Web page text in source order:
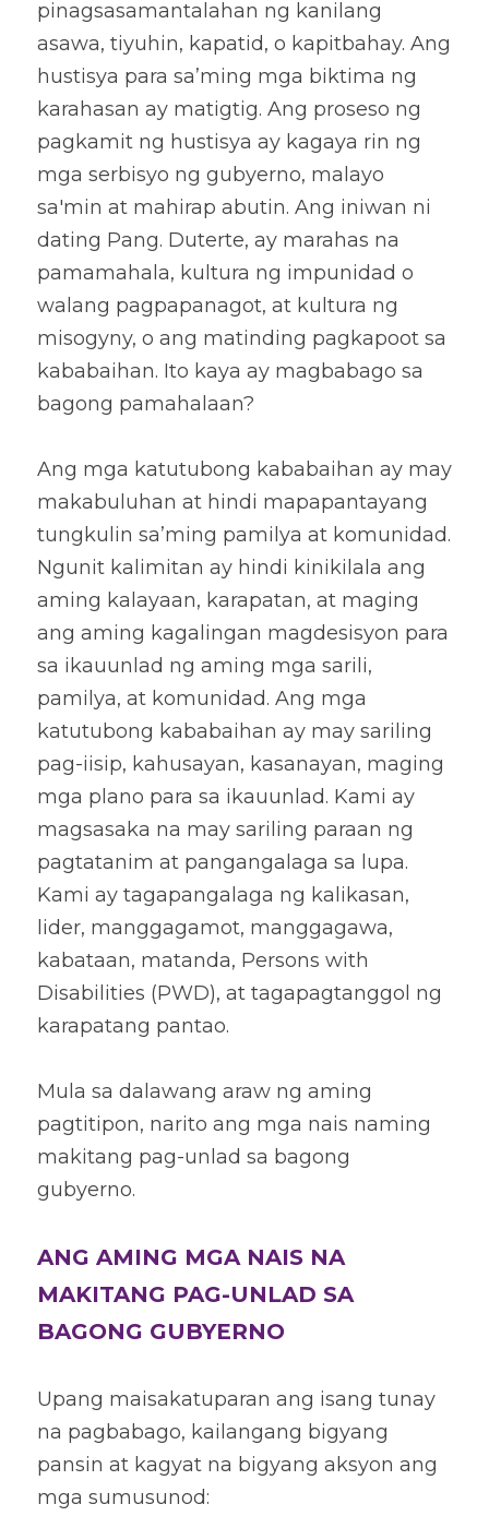
pinagsasamantalahan ng kanilang
asawa, tiyuhin, kapatid, o kapitbahay. Ang
hustisya para sa’ming mga biktima ng
karahasan ay matigtig. Ang proseso ng
pagkamit ng hustisya ay kagaya rin ng
mga serbisyo ng gubyerno, malayo
sa'min at mahirap abutin. Ang iniwan ni
dating Pang. Duterte, ay marahas na
pamamahala, kultura ng impunidad o
walang pagpapanagot, at kultura ng
misogyny, o ang matinding pagkapoot sa
kababaihan. Ito kaya ay magbabago sa
bagong pamahalaan?
Ang mga katutubong kababaihan ay may
makabuluhan at hindi mapapantayang
tungkulin sa’ming pamilya at komunidad.
Ngunit kalimitan ay hindi kinikilala ang
aming kalayaan, karapatan, at maging
ang aming kagalingan magdesisyon para
sa ikauunlad ng aming mga sarili,
pamilya, at komunidad. Ang mga
katutubong kababaihan ay may sariling
pag-iisip, kahusayan, kasanayan, maging
mga plano para sa ikauunlad. Kami ay
magsasaka na may sariling paraan ng
pagtatanim at pangangalaga sa lupa.
Kami ay tagapangalaga ng kalikasan,
lider, manggagamot, manggagawa,
kabataan, matanda, Persons with
Disabilities (PWD), at tagapagtanggol ng
karapatang pantao.
Mula sa dalawang araw ng aming
pagtitipon, narito ang mga nais naming
makitang pag-unlad sa bagong
gubyerno.
ANG AMING MGA NAIS NA
MAKITANG PAG-UNLAD SA
BAGONG GUBYERNO
Upang maisakatuparan ang isang tunay
na pagbabago, kailangang bigyang
pansin at kagyat na bigyang aksyon ang
mga sumusunod: